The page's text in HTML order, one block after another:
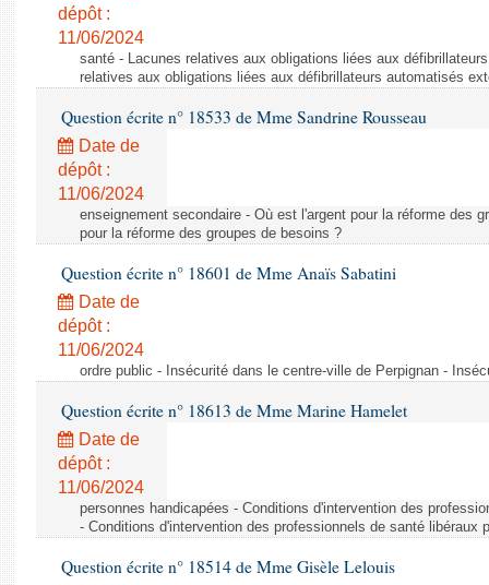
Questions écrites et orales
Comptes rendus des débats
dépôt :
11/06/2024
santé - Lacunes relatives aux obligations liées aux
relatives aux obligations liées aux défibrillateurs automatisés
Question écrite n° 18533 de Mme Sandrine Rousseau
Date de
dépôt :
11/06/2024
enseignement secondaire - Où est l'argent pour la réforme des
pour la réforme des groupes de besoins ?
Question écrite n° 18601 de Mme Anaïs Sabatini
Date de
dépôt :
11/06/2024
ordre public - Insécurité dans le centre-ville de Perpignan -
Question écrite n° 18613 de Mme Marine Hamelet
Date de
dépôt :
11/06/2024
personnes handicapées - Conditions d'intervention des
- Conditions d'intervention des professionnels de santé libéraux
Question écrite n° 18514 de Mme Gisèle Lelouis